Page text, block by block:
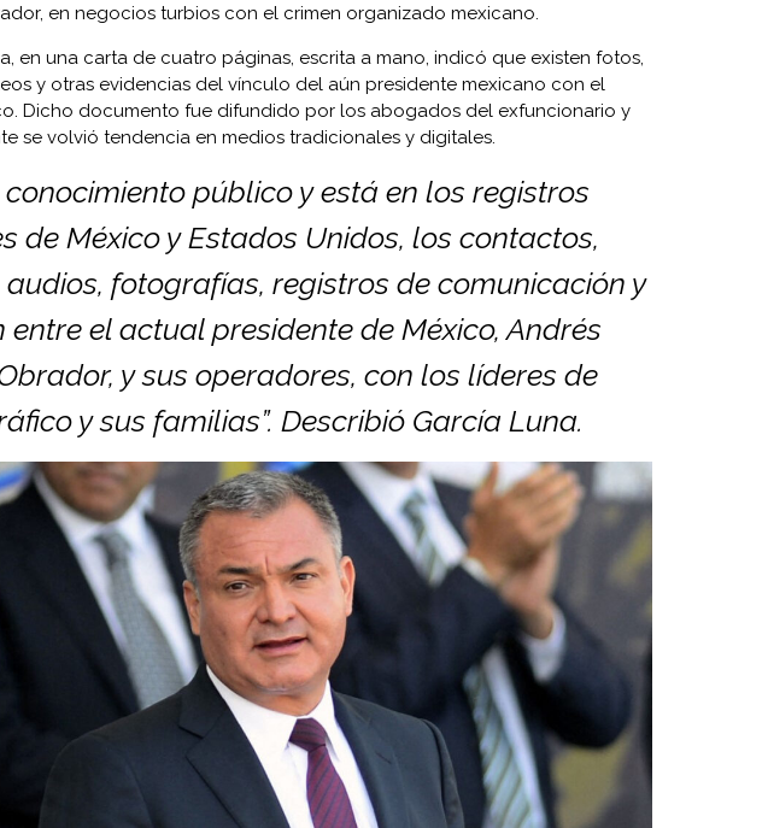
en negocios turbios con el crimen organizado mexicano.
en una carta de cuatro páginas, escrita a mano, indicó que existen fotos,
y otras evidencias del vínculo del aún presidente mexicano con el
Dicho documento fue difundido por los abogados del exfuncionario y
se volvió tendencia en medios tradicionales y digitales.
conocimiento público y está en los registros
de México y Estados Unidos, los contactos,
audios, fotografías, registros de comunicación y
entre el actual presidente de México, Andrés
y sus operadores, con los líderes de
y sus familias”. Describió García Luna.